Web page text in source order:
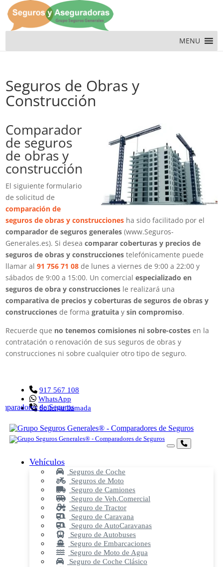
MENU
Seguros de Obras y
Construcción
Comparador
de seguros
de obras y
construcción
El siguiente formulario
de solicitud de
comparación de
seguros de obras y construcciones ha sido facilitado por el
comparador de seguros generales (www.Seguros-
Generales.es). Si deseacomparar coberturas y precios de
seguros de obras y construccionestelefónicamente puede
llamar al91 756 71 08 de lunes a viernes de 9:00 a 22:00 y
sábados de 9:00 a 15:00. Un comercialespecializado en
seguros de obra y construcciones le realizará una
comparativa de precios y coberturas de seguros de obras y
construcciones de formagratuita ysin compromiso.
Recuerde que no tenemos comisiones ni sobre-costes en la
contratación o renovación de sus seguros de obras y
construcciones ni sobre cualquier otro tipo de seguro.